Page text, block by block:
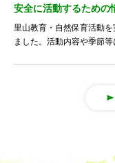
安全に活動するための
里山教育・自然保育活動
ました。活動内容や季節